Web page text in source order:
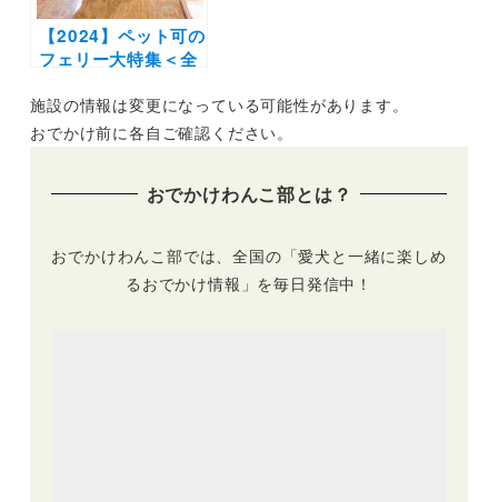
【2024】ペット可の
フェリー大特集＜全
縄までウィズペット
ルーム・ペットルー
施設の情報は変更になっている可能性があります。
おでかけ前に各自ご確認ください。
おでかけわんこ部とは？
おでかけわんこ部では、全国の「愛犬と一緒に楽しめ
るおでかけ情報」を毎日発信中！